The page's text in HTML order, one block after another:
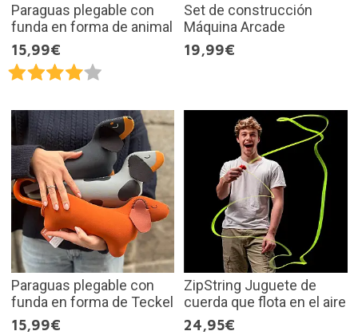
Paraguas plegable con
funda en forma de animal
15,99€
Set de construcción
Máquina Arcade
19,99€
Paraguas plegable con
funda en forma de Teckel
15,99€
ZipString Juguete de
cuerda que flota en el aire
24,95€